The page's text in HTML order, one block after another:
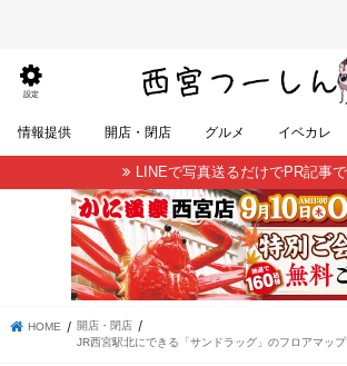
設定
情報提供 開店・閉店 グルメ イベカレ
LINEで写真送るだけでPR記事
HOME
開店・閉店
JR西宮駅北にできる「サンドラッグ」のフロアマッ